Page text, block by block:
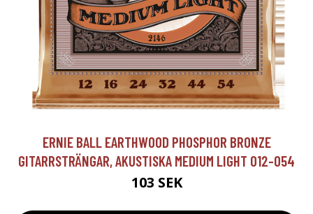
ERNIE BALL EARTHWOOD PHOSPHOR BRONZE
GITARRSTRÄNGAR, AKUSTISKA MEDIUM LIGHT 012-054
103 SEK